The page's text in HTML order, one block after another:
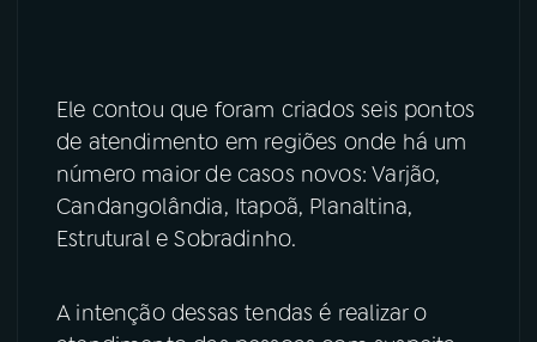
Ele contou que foram criados seis pontos
de atendimento em regiões onde há um
número maior de casos novos: Varjão,
Candangolândia, Itapoã, Planaltina,
Estrutural e Sobradinho.
A intenção dessas tendas é realizar o